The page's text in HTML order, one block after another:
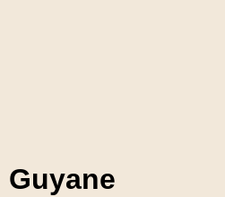
Guyane